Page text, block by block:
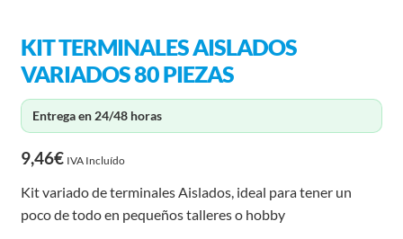
KIT TERMINALES AISLADOS
VARIADOS 80 PIEZAS
Entrega en 24/48 horas
9,46€ IVA Incluído
Kit variado de terminales Aislados, ideal para tener un
poco de todo en pequeños talleres o hobby